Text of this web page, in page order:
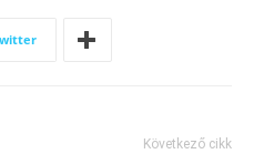
Következő cikk